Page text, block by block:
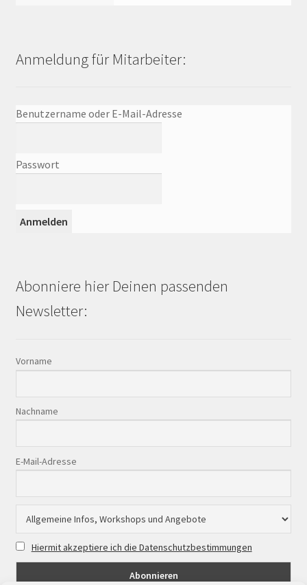
Anmeldung für Mitarbeiter:
Benutzername oder E-Mail-Adresse
Passwort
Abonniere hier Deinen passenden
Newsletter:
Vorname
Nachname
E-Mail-Adresse
Hiermit akzeptiere ich die Datenschutzbestimmungen